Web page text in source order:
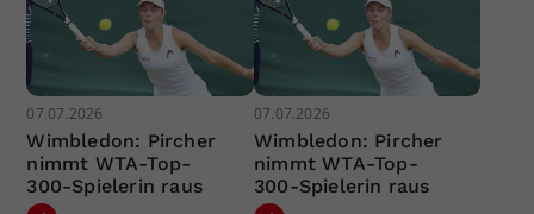
07.07.2026
Wimbledon: Pircher
nimmt WTA-Top-
300-Spielerin raus
07.07.2026
Wimbledon: Pircher
nimmt WTA-Top-
300-Spielerin raus